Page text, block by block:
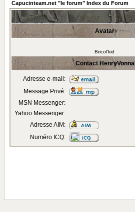
Capucinteam.net "le forum" Index du Forum
Avatar
Bricol'kid
Contact HenryVonna
Adresse e-mail:
Message Privé:
MSN Messenger:
Yahoo Messenger:
Adresse AIM:
Numéro ICQ: